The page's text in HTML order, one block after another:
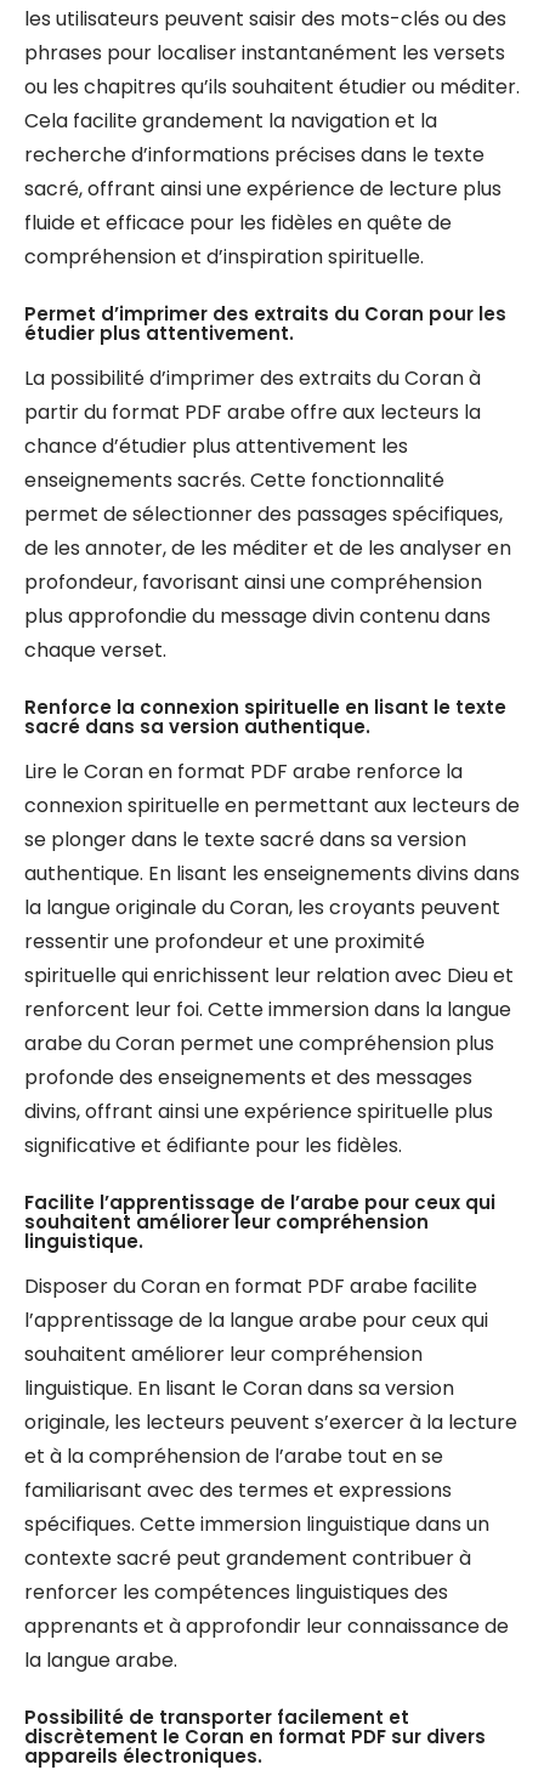
les utilisateurs peuvent saisir des mots-clés ou des
phrases pour localiser instantanément les versets
ou les chapitres qu’ils souhaitent étudier ou méditer.
Cela facilite grandement la navigation et la
recherche d’informations précises dans le texte
sacré, offrant ainsi une expérience de lecture plus
fluide et efficace pour les fidèles en quête de
compréhension et d’inspiration spirituelle.
Permet d’imprimer des extraits du Coran pour les
étudier plus attentivement.
La possibilité d’imprimer des extraits du Coran à
partir du format PDF arabe offre aux lecteurs la
chance d’étudier plus attentivement les
enseignements sacrés. Cette fonctionnalité
permet de sélectionner des passages spécifiques,
de les annoter, de les méditer et de les analyser en
profondeur, favorisant ainsi une compréhension
plus approfondie du message divin contenu dans
chaque verset.
Renforce la connexion spirituelle en lisant le texte
sacré dans sa version authentique.
Lire le Coran en format PDF arabe renforce la
connexion spirituelle en permettant aux lecteurs de
se plonger dans le texte sacré dans sa version
authentique. En lisant les enseignements divins dans
la langue originale du Coran, les croyants peuvent
ressentir une profondeur et une proximité
spirituelle qui enrichissent leur relation avec Dieu et
renforcent leur foi. Cette immersion dans la langue
arabe du Coran permet une compréhension plus
profonde des enseignements et des messages
divins, offrant ainsi une expérience spirituelle plus
significative et édifiante pour les fidèles.
Facilite l’apprentissage de l’arabe pour ceux qui
souhaitent améliorer leur compréhension
linguistique.
Disposer du Coran en format PDF arabe facilite
l’apprentissage de la langue arabe pour ceux qui
souhaitent améliorer leur compréhension
linguistique. En lisant le Coran dans sa version
originale, les lecteurs peuvent s’exercer à la lecture
et à la compréhension de l’arabe tout en se
familiarisant avec des termes et expressions
spécifiques. Cette immersion linguistique dans un
contexte sacré peut grandement contribuer à
renforcer les compétences linguistiques des
apprenants et à approfondir leur connaissance de
la langue arabe.
Possibilité de transporter facilement et
discrètement le Coran en format PDF sur divers
appareils électroniques.